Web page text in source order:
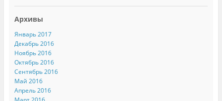
Архивы
Январь 2017
Декабрь 2016
Ноябрь 2016
Октябрь 2016
Сентябрь 2016
Май 2016
Апрель 2016